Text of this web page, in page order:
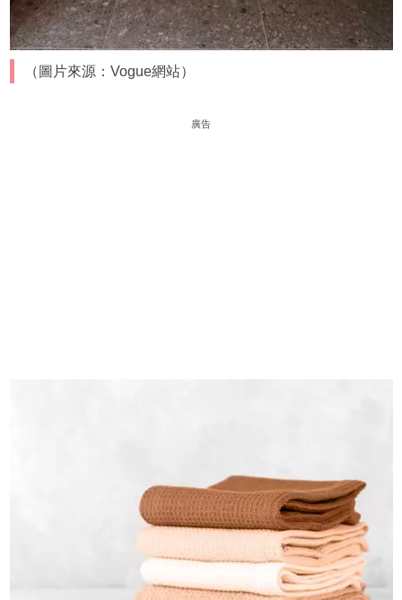
（圖片來源：Vogue網站）
廣告